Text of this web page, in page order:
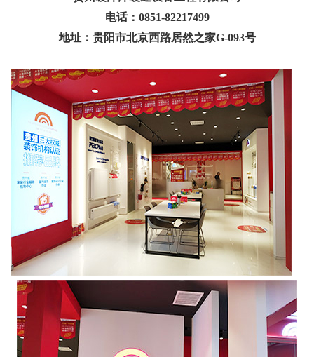
电话：0851-82217499
地址：贵阳市北京西路居然之家G-093号